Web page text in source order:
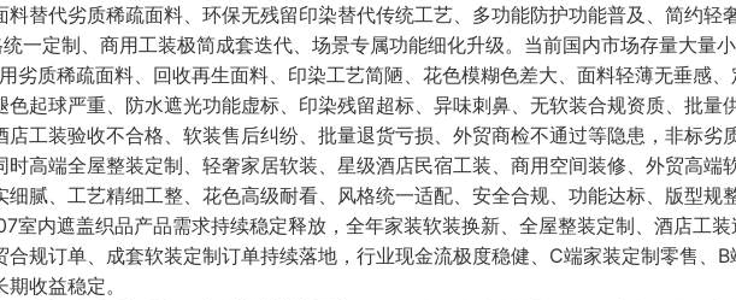
替代劣质稀疏面料、环保无残留印染替代传统工艺、多功能防护功能普及、简约轻
一定制、商用工装极简成套迭代、场景专属功能细化升级。当前国内市场存量大量
劣质稀疏面料、回收再生面料、印染工艺简陋、花色模糊色差大、面料轻薄无垂感
起球严重、防水遮光功能虚标、印染残留超标、异味刺鼻、无软装合规资质、批量
工装验收不合格、软装售后纠纷、批量退货亏损、外贸商检不通过等隐患，非标劣
时高端全屋整装定制、轻奢家居软装、星级酒店民宿工装、商用空间装修、外贸高端
腻、工艺精细工整、花色高级耐看、风格统一适配、安全合规、功能达标、版型规
室内遮盖织品产品需求持续稳定释放，全年家装软装换新、全屋整装定制、酒店工装
规订单、成套软装定制订单持续落地，行业现金流极度稳健、C端家装定制零售、B
收益稳定。